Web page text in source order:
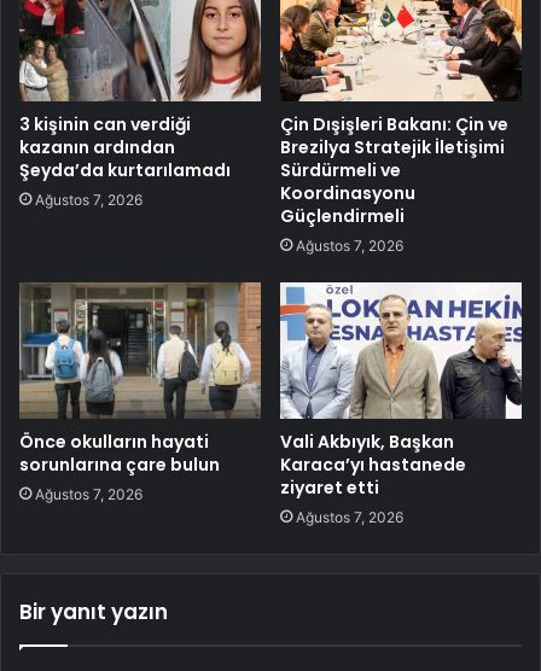
3 kişinin can verdiği
kazanın ardından
Şeyda’da kurtarılamadı
Ağustos 7, 2026
Çin Dışişleri Bakanı: Çin ve
Brezilya Stratejik İletişimi
Sürdürmeli ve
Koordinasyonu
Güçlendirmeli
Ağustos 7, 2026
Önce okulların hayati
sorunlarına çare bulun
Ağustos 7, 2026
Vali Akbıyık, Başkan
Karaca’yı hastanede
ziyaret etti
Ağustos 7, 2026
Bir yanıt yazın